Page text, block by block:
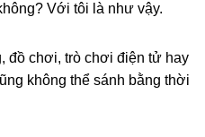
Với tôi là như vậy.
đồ chơi, trò chơi điện tử hay
không thể sánh bằng thời